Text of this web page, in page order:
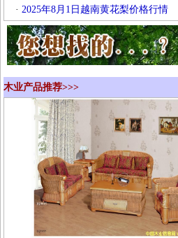
· 2025年8月1日越南黄花梨价格行情
木业产品推荐>>>